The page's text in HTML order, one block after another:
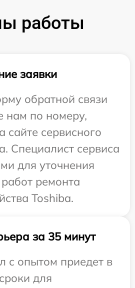
работы
заявки
обратной связи
нам по номеру,
сайте сервисного
Специалист сервиса
для уточнения
ремонта
Toshiba.
за 35 минут
с опытом приедет в
для